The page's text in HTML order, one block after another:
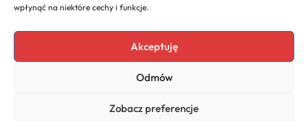
wpłynąć na niektóre cechy i funkcje.
Akceptuję
Odmów
Zobacz preferencje
Joanna Moro wiek – Biografia, Data Urodzenia,
Kariera i Życie Prywatne
Copyright 2026. All rights
Prywatności